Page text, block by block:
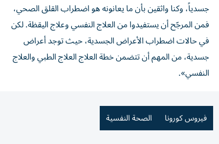
جسدياً، وكنا واثقين بأن ما يعانونه هو اضطراب القلق الصحي،
فمن المرجّح أن يستفيدوا من العلاج النفسي وعلاج اليقظة. لكن
في حالات اضطراب الأعراض الجسدية، حيث توجد أعراض
جسدية، من المهم أن تتضمن خطة العلاج العلاج الطبي والعلاج
النفسي».
فيروس كورونا الصحة النفسية